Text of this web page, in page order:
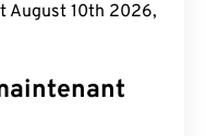
August 10th 2026,